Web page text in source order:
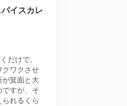
イスカレ
だけで、
クワクさせ
箕面と大
すが、そ
れるくら